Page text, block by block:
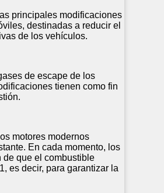
principales modificaciones
destinadas a reducir el
de los vehículos.
de escape de los
tienen como fin
motores modernos
En cada momento, los
de que el combustible
es decir, para garantizar la